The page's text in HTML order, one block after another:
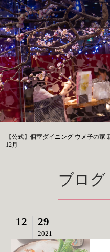
【公式】個室ダイニング ウメ子の家
12月
ブログ
12 29
2021